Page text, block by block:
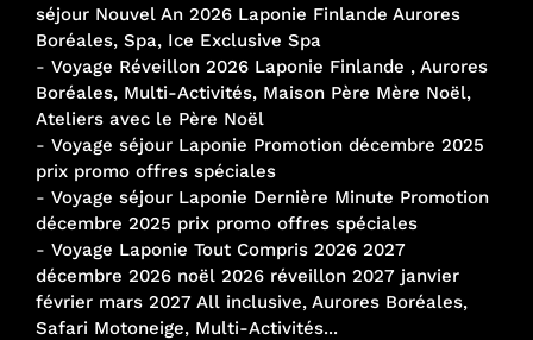
séjour Nouvel An 2026 Laponie Finlande Aurores
Boréales, Spa, Ice Exclusive Spa
- Voyage Réveillon 2026 Laponie Finlande , Aurores
Boréales, Multi-Activités, Maison Père Mère Noël,
Ateliers avec le Père Noël
- Voyage séjour Laponie Promotion décembre 2025
prix promo offres spéciales
- Voyage séjour Laponie Dernière Minute Promotion
décembre 2025 prix promo offres spéciales
- Voyage Laponie Tout Compris 2026 2027
décembre 2026 noël 2026 réveillon 2027 janvier
février mars 2027 All inclusive, Aurores Boréales,
Safari Motoneige, Multi-Activités...